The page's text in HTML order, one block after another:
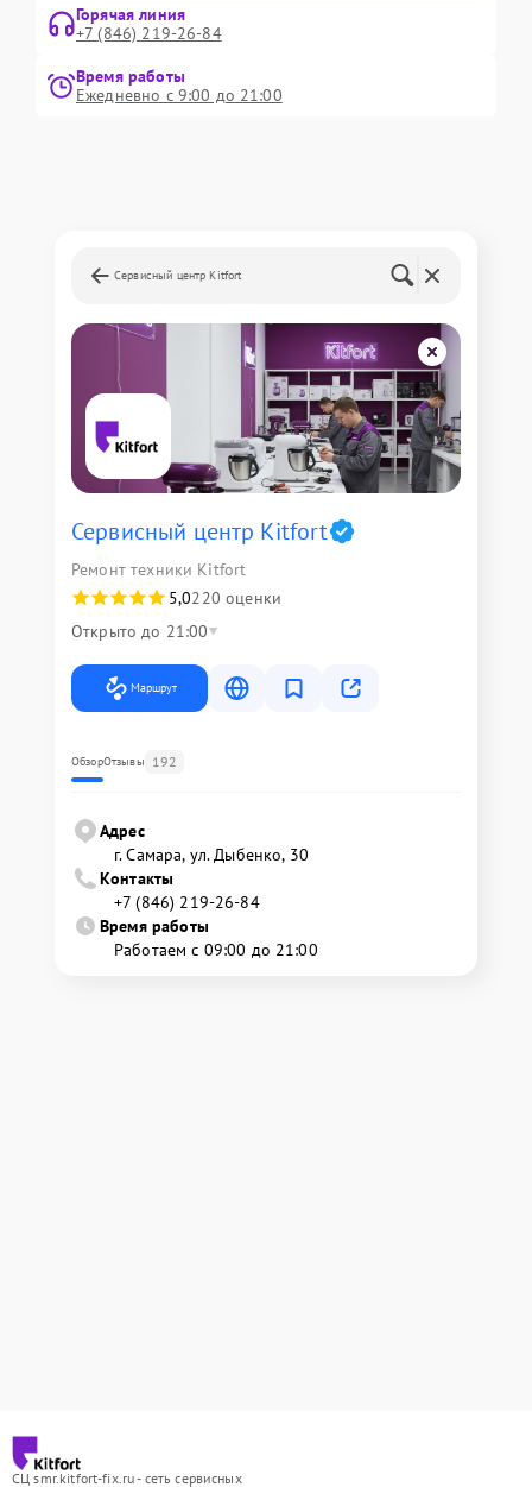
Горячая линия
+7 (846) 219-26-84
Время работы
Ежедневно с 9:00 до 21:00
Сервисный центр Kitfort
Сервисный центр Kitfort
Ремонт техники Kitfort
5,0220 оценки
Открыто до 21:00
Маршрут
ОбзорОтзывы 192
Адрес
г. Самара, ул. Дыбенко, 30
Контакты
+7 (846) 219-26-84
Время работы
Работаем с 09:00 до 21:00
СЦ smr.kitfort-fix.ru - сеть сервисных